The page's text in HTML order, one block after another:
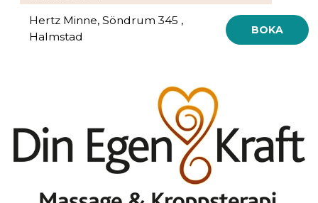
Hertz Minne, Söndrum 345 ,
Halmstad
BOKA